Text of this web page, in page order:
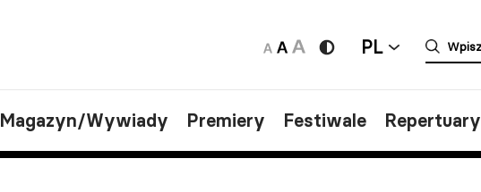
PL
Magazyn/Wywiady Premiery Festiwale Repertuary